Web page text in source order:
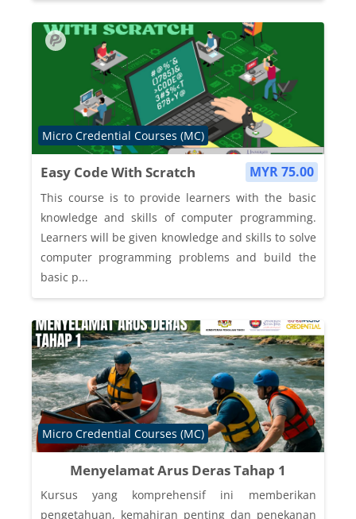
MYR 75.00
Easy Code With Scratch
Course category
Micro Credential Courses (MC)
This course is to provide learners with the basic
knowledge and skills of computer programming.
Learners will be given knowledge and skills to solve
computer programming problems and build the
basic p...
Menyelamat Arus Deras Tahap 1
Course category
Micro Credential Courses (MC)
Kursus yang komprehensif ini memberikan
pengetahuan, kemahiran penting dan penekanan